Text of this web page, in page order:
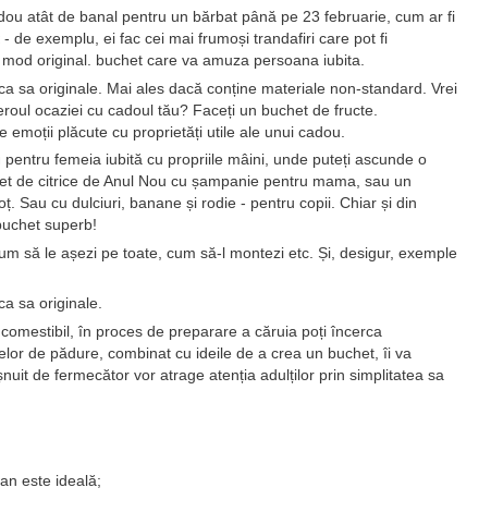
atât de banal pentru un bărbat până pe 23 februarie, cum ar fi
de exemplu, ei fac cei mai frumoși trandafiri care pot fi
original. buchet care va amuza persoana iubita.
sa originale. Mai ales dacă conține materiale non-standard. Vrei
ocaziei cu cadoul tău? Faceți un buchet de fructe.
plăcute cu proprietăți utile ale unui cadou.
femeia iubită cu propriile mâini, unde puteți ascunde o
de citrice de Anul Nou cu șampanie pentru mama, sau un
Sau cu dulciuri, banane și rodie - pentru copii. Chiar și din
superb!
să le așezi pe toate, cum să-l montezi etc. Și, desigur, exemple
sa originale.
în proces de preparare a căruia poți încerca
de pădure, combinat cu ideile de a crea un buchet, îi va
de fermecător vor atrage atenția adulților prin simplitatea sa
este ideală;